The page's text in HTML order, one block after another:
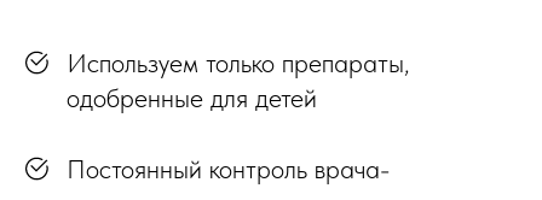
Используем только препараты,
одобренные для детей
Постоянный контроль врача-